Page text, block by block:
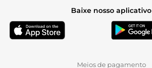
Baixe nosso aplicativo
Meios de pagamento